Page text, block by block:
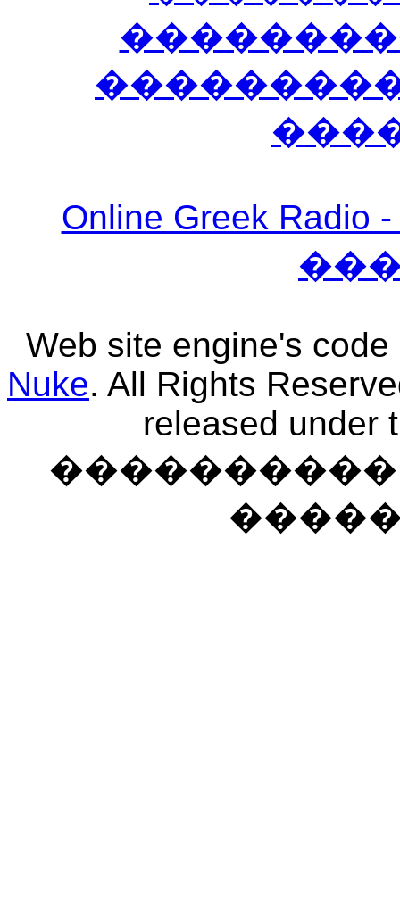
Online Greek
Web site engine's
Nuke. All Rights
released under
����������